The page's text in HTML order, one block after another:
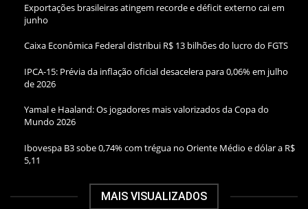
Exportações brasileiras atingem recorde e déficit externo cai em
junho
Caixa Econômica Federal distribui R$ 13 bilhões do lucro do FGTS
IPCA-15: Prévia da inflação oficial desacelera para 0,06% em julho
de 2026
Yamal e Haaland: Os jogadores mais valorizados da Copa do
Mundo 2026
Ibovespa B3 sobe 0,74% com trégua no Oriente Médio e dólar a R$
5,11
MAIS VISUALIZADOS